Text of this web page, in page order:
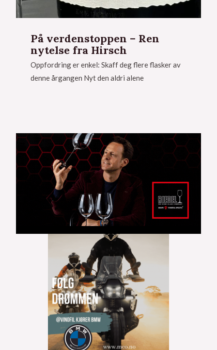
På verdenstoppen – Ren
nytelse fra Hirsch
Oppfordring er enkel: Skaff deg flere flasker av
denne årgangen Nyt den aldri alene